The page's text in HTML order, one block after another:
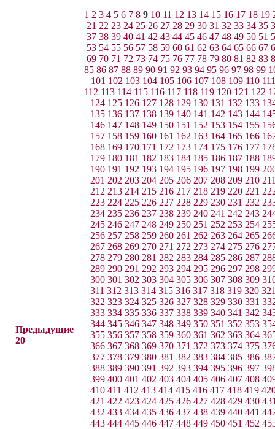
Предыдущие
20
1 2 3 4 5 6 7 8 9 10 11 12 13 14 15 16 17 18 19
21 22 23 24 25 26 27 28 29 30 31 32 33 34 35
37 38 39 40 41 42 43 44 45 46 47 48 49 50 51
53 54 55 56 57 58 59 60 61 62 63 64 65 66 67
69 70 71 72 73 74 75 76 77 78 79 80 81 82 83
85 86 87 88 89 90 91 92 93 94 95 96 97 98 99
101 102 103 104 105 106 107 108 109 110 111
112 113 114 115 116 117 118 119 120 121 122
124 125 126 127 128 129 130 131 132 133
135 136 137 138 139 140 141 142 143 144
146 147 148 149 150 151 152 153 154 155
157 158 159 160 161 162 163 164 165 166
168 169 170 171 172 173 174 175 176 177
179 180 181 182 183 184 185 186 187 188
190 191 192 193 194 195 196 197 198 199
201 202 203 204 205 206 207 208 209 210
212 213 214 215 216 217 218 219 220 221
223 224 225 226 227 228 229 230 231 232
234 235 236 237 238 239 240 241 242 243
245 246 247 248 249 250 251 252 253 254
256 257 258 259 260 261 262 263 264 265
267 268 269 270 271 272 273 274 275 276
278 279 280 281 282 283 284 285 286 287
289 290 291 292 293 294 295 296 297 298
300 301 302 303 304 305 306 307 308 309
311 312 313 314 315 316 317 318 319 320
322 323 324 325 326 327 328 329 330 331
333 334 335 336 337 338 339 340 341 342
344 345 346 347 348 349 350 351 352 353
355 356 357 358 359 360 361 362 363 364
366 367 368 369 370 371 372 373 374 375
377 378 379 380 381 382 383 384 385 386
388 389 390 391 392 393 394 395 396 397
399 400 401 402 403 404 405 406 407 408
410 411 412 413 414 415 416 417 418 419
421 422 423 424 425 426 427 428 429 430
432 433 434 435 436 437 438 439 440 441
443 444 445 446 447 448 449 450 451 452